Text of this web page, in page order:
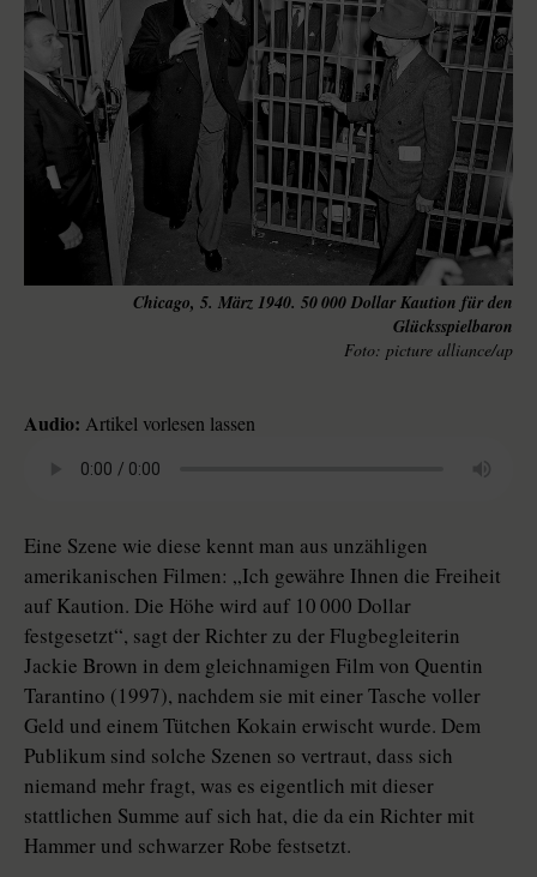
Chicago, 5. März 1940. 50 000 Dollar Kaution für den
Glücksspielbaron
picture alliance/ap
Audio: Artikel vorlesen lassen
Eine Szene wie diese kennt man aus unzähligen
amerikanischen Filmen: „Ich gewähre Ihnen die Freiheit
auf Kaution. Die Höhe wird auf 10 000 Dollar
festgesetzt“, sagt der Richter zu der Flugbegleiterin
Jackie Brown in dem gleichnamigen Film von Quentin
Tarantino (1997), nachdem sie mit einer Tasche voller
Geld und einem Tütchen Kokain erwischt wurde. Dem
Publikum sind solche Szenen so vertraut, dass sich
niemand mehr fragt, was es eigentlich mit dieser
stattlichen Summe auf sich hat, die da ein Richter mit
Hammer und schwarzer Robe festsetzt.